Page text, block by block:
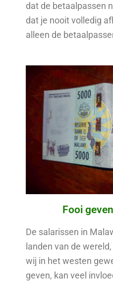
dat de betaalpassen
dat je nooit volledig
alleen de
Fooi
De salarissen in
landen van de
wij in het westen
geven, kan veel